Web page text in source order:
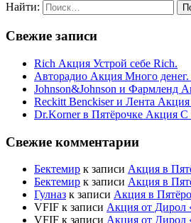
Найти:
Свежие записи
Rich Акция Устрой себе Rich.
Авторадио Акция Много
Johnson&Johnson и Фармленд
Reckitt Benckiser и Лента
Dr.Korner в Пятёрочке Акция С
Свежие комментарии
Бектемир к записи Акция в
Бектемир к записи Акция в
Гулназ к записи Акция в
VFIF к записи Акция от Дирол
VFIF к записи Акция от Дирол